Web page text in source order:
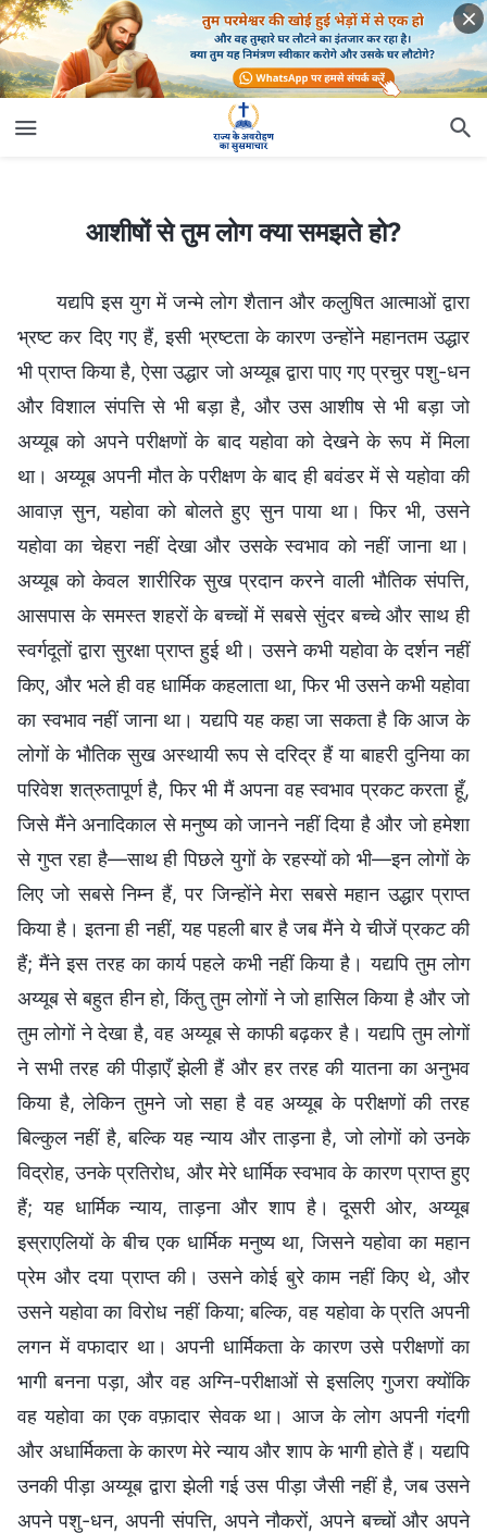
आशीषों से तुम लोग क्या समझते हो?
यद्यपि इस युग में जन्मे लोग शैतान और कलुषित आत्माओं द्वारा
भ्रष्ट कर दिए गए हैं, इसी भ्रष्टता के कारण उन्होंने महानतम उद्धार
भी प्राप्त किया है, ऐसा उद्धार जो अय्यूब द्वारा पाए गए प्रचुर पशु-धन
और विशाल संपत्ति से भी बड़ा है, और उस आशीष से भी बड़ा जो
अय्यूब को अपने परीक्षणों के बाद यहोवा को देखने के रूप में मिला
था। अय्यूब अपनी मौत के परीक्षण के बाद ही बवंडर में से यहोवा की
आवाज़ सुन, यहोवा को बोलते हुए सुन पाया था। फिर भी, उसने
यहोवा का चेहरा नहीं देखा और उसके स्वभाव को नहीं जाना था।
अय्यूब को केवल शारीरिक सुख प्रदान करने वाली भौतिक संपत्ति,
आसपास के समस्त शहरों के बच्चों में सबसे सुंदर बच्चे और साथ ही
स्वर्गदूतों द्वारा सुरक्षा प्राप्त हुई थी। उसने कभी यहोवा के दर्शन नहीं
किए, और भले ही वह धार्मिक कहलाता था, फिर भी उसने कभी यहोवा
का स्वभाव नहीं जाना था। यद्यपि यह कहा जा सकता है कि आज के
लोगों के भौतिक सुख अस्थायी रूप से दरिद्र हैं या बाहरी दुनिया का
परिवेश शत्रुतापूर्ण है, फिर भी मैं अपना वह स्वभाव प्रकट करता हूँ,
जिसे मैंने अनादिकाल से मनुष्य को जानने नहीं दिया है और जो हमेशा
से गुप्त रहा है—साथ ही पिछले युगों के रहस्यों को भी—इन लोगों के
लिए जो सबसे निम्न हैं, पर जिन्होंने मेरा सबसे महान उद्धार प्राप्त
किया है। इतना ही नहीं, यह पहली बार है जब मैंने ये चीजें प्रकट की
हैं; मैंने इस तरह का कार्य पहले कभी नहीं किया है। यद्यपि तुम लोग
अय्यूब से बहुत हीन हो, किंतु तुम लोगों ने जो हासिल किया है और जो
तुम लोगों ने देखा है, वह अय्यूब से काफी बढ़कर है। यद्यपि तुम लोगों
ने सभी तरह की पीड़ाएँ झेली हैं और हर तरह की यातना का अनुभव
किया है, लेकिन तुमने जो सहा है वह अय्यूब के परीक्षणों की तरह
बिल्कुल नहीं है, बल्कि यह न्याय और ताड़ना है, जो लोगों को उनके
विद्रोह, उनके प्रतिरोध, और मेरे धार्मिक स्वभाव के कारण प्राप्त हुए
हैं; यह धार्मिक न्याय, ताड़ना और शाप है। दूसरी ओर, अय्यूब
इस्राएलियों के बीच एक धार्मिक मनुष्य था, जिसने यहोवा का महान
प्रेम और दया प्राप्त की। उसने कोई बुरे काम नहीं किए थे, और
उसने यहोवा का विरोध नहीं किया; बल्कि, वह यहोवा के प्रति अपनी
लगन में वफादार था। अपनी धार्मिकता के कारण उसे परीक्षणों का
भागी बनना पड़ा, और वह अग्नि-परीक्षाओं से इसलिए गुजरा क्योंकि
वह यहोवा का एक वफ़ादार सेवक था। आज के लोग अपनी गंदगी
और अधार्मिकता के कारण मेरे न्याय और शाप के भागी होते हैं। यद्यपि
उनकी पीड़ा अय्यूब द्वारा झेली गई उस पीड़ा जैसी नहीं है, जब उसने
अपने पशु-धन, अपनी संपत्ति, अपने नौकरों, अपने बच्चों और अपने